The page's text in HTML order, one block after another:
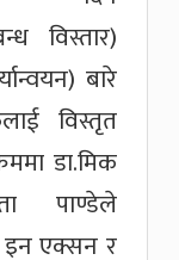
विस्तार)
बारे
विस्तृत
डा.मिक
पाण्डेले
एक्सन र